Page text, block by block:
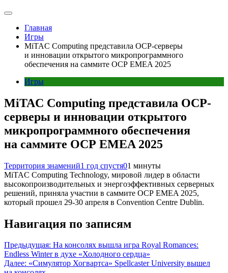
Главная
Игры
MiTAC Computing представила OCP-серверы
и инновации открытого микропрограммного
обеспечения на саммите OCP EMEA 2025
Игры
MiTAC Computing представила OCP-
серверы и инновации открытого
микропрограммного обеспечения
на саммите OCP EMEA 2025
Территория знамений1 год спустя01 минуты
MiTAC Computing Technology, мировой лидер в области
высокопроизводительных и энергоэффективных серверных
решений, приняла участии в саммите OCP EMEA 2025,
который прошел 29-30 апреля в Convention Centre Dublin.
Навигация по записям
Предыдущая: На консолях вышла игра Royal Romances:
Endless Winter в духе «Холодного сердца»
Далее: «Симулятор Хогвартса» Spellcaster University вышел